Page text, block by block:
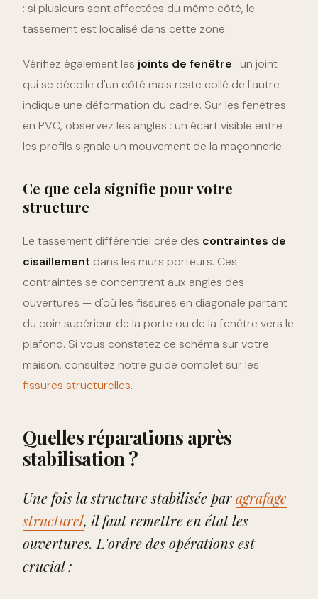
: si plusieurs sont affectées du même côté, le
tassement est localisé dans cette zone.
Vérifiez également les joints de fenêtre : un joint
qui se décolle d'un côté mais reste collé de l'autre
indique une déformation du cadre. Sur les fenêtres
en PVC, observez les angles : un écart visible entre
les profils signale un mouvement de la maçonnerie.
Ce que cela signifie pour votre
structure
Le tassement différentiel crée des contraintes de
cisaillement dans les murs porteurs. Ces
contraintes se concentrent aux angles des
ouvertures — d'où les fissures en diagonale partant
du coin supérieur de la porte ou de la fenêtre vers le
plafond. Si vous constatez ce schéma sur votre
maison, consultez notre guide complet sur les
fissures structurelles.
Quelles réparations après
stabilisation ?
Une fois la structure stabilisée paragrafage
structurel, il faut remettre en état les
ouvertures. L'ordre des opérations est
crucial :